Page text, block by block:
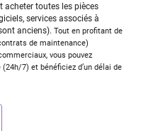
acheter toutes les pièces
services associés à
anciens). Tout en profitant de
de maintenance)
vous pouvez
(24h/7) et bénéficiez d’un délai de